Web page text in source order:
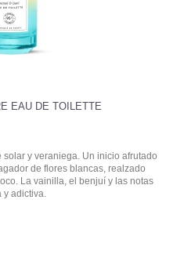
EAU DE TOILETTE
solar y veraniega. Un inicio afrutado
de flores blancas, realzado
La vainilla, el benjuí y las notas
y adictiva.